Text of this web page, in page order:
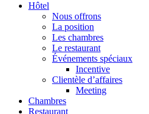
Hôtel
Nous offrons
La position
Les chambres
Le restaurant
Événements spéciaux
Incentive
Clientèle d’affaires
Meeting
Chambres
Restaurant